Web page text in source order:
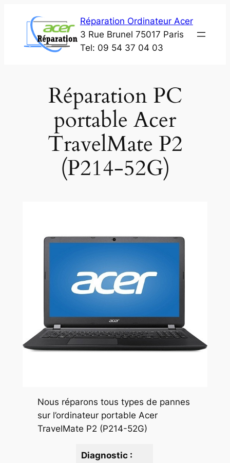
contenu
Réparation Ordinateur Acer
3 Rue Brunel 75017 Paris
Tel: 09 54 37 04 03
Réparation PC
portable Acer
TravelMate P2
(P214-52G)
Nous réparons tous types de pannes
sur l’ordinateur portable Acer
TravelMate P2 (P214-52G)
Diagnostic :